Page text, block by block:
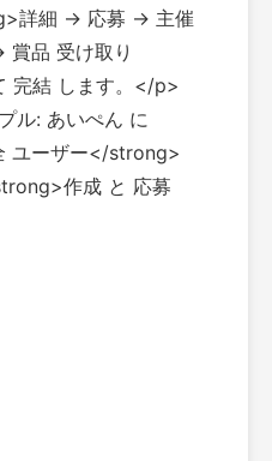
詳細 → 応募 → 主催
品 受け取り
完結 します。</p>
ル: あいぺん に
ユーザー</strong>
作成 と 応募